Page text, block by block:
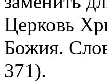
Церковь
Божия.
371).